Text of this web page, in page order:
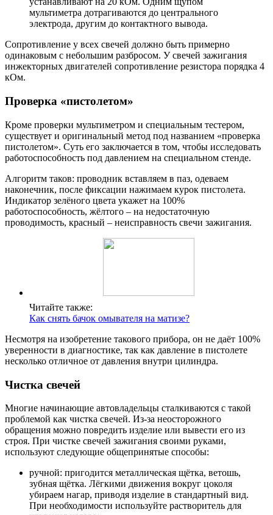
мультиметра дотрагиваются до центрального
электрода, другим до контактного вывода.
Сопротивление у всех свечей должно быть примерно
одинаковым с небольшим разбросом. У свечей зажигания
инжекторных двигателей сопротивление резистора порядка 4
кОм.
Проверка «пистолетом»
Кроме проверки мультиметром и специальным тестером,
существует и оригинальный метод под названием «проверка
пистолетом». Суть его заключается в том, чтобы исследовать
работоспособность под давлением на специальном стенде.
Алгоритм таков: проводник вставляем в паз, одеваем
наконечник, после фиксации нажимаем курок пистолета.
Индикатор зелёного цвета укажет на 100%
работоспособность, жёлтого – на недостаточную
проводимость, красный – неисправность свечи зажигания.
Читайте также:
Как снять бачок омывателя на матизе?
Несмотря на изобретение такового прибора, он не даёт 100%
уверенности в диагностике, так как давление в пистолете
несколько отличное от давления внутри цилиндра.
Чистка свечей
Многие начинающие автовладельцы сталкиваются с такой
проблемой как чистка свечей. Из-за неосторожного
обращения можно повредить изделие или вывести его из
строя. При чистке свечей зажигания своими руками,
используют следующие общепринятые способы:
ручной: пригодится металлическая щётка, ветошь,
зубная щётка. Лёгкими движения вокруг цоколя
убираем нагар, приводя изделие в стандартный вид.
При необходимости используйте растворитель для